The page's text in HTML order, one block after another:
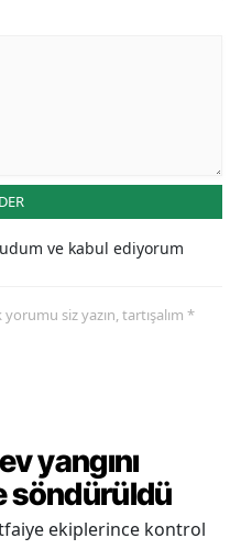
ve kabul ediyorum
siz yazın, tartışalım *
yangını
söndürüldü
ekiplerince kontrol